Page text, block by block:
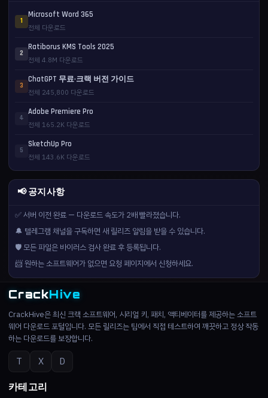
1
Microsoft Word 365
전체 다운로드
2
Ratiborus KMS Tools 2025
전체 4.8M 다운로드
3
ChatGPT 무료·크랙 버전 가이드
전체 245,800 다운로드
4
Adobe Premiere Pro
전체 165.2K 다운로드
5
SketchUp Pro
전체 143.6K 다운로드
📢 공지사항
✅ 서버 이전 완료 — 다운로드 속도가 2배 빨라졌습니다.
🔔 텔레그램 채널을 구독하면 새 릴리즈 알림을 받을 수 있습니다.
🛡️ 모든 파일은 바이러스 검사 완료 후 등록됩니다.
📨 원하는 소프트웨어가 없으면 요청 페이지에서 신청하세요.
CrackHive
CrackHive은 최신 크랙 소프트웨어, 시리얼 키, 패치, 액티베이터를 제공하는 소프트
웨어 다운로드 포털입니다. 모든 릴리즈는 팀에서 직접 테스트하여 깨끗하고 정상 작동
하는 다운로드를 보장합니다.
T X D
카테고리